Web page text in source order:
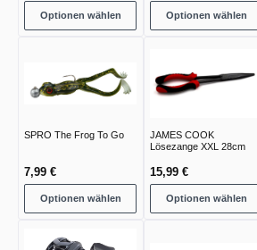
Optionen wählen Optionen wählen
SPRO The Frog To Go
7,99 €
Optionen wählen
JAMES COOK
Lösezange XXL 28cm
15,99 €
Optionen wählen